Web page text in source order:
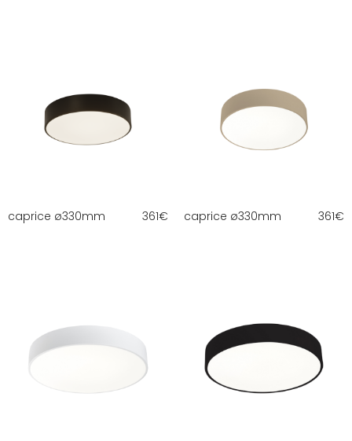
caprice ø330mm 361€ caprice ø330mm 361€